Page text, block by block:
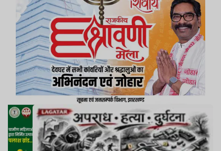
धमकी दी है। हालांकि एयरपोर्ट थाने की पुलिस ने जब इस
मामले की जानकारी अपने वरीय पदाधिकारी को दिया तब
एफआईआर दर्ज किया गया।